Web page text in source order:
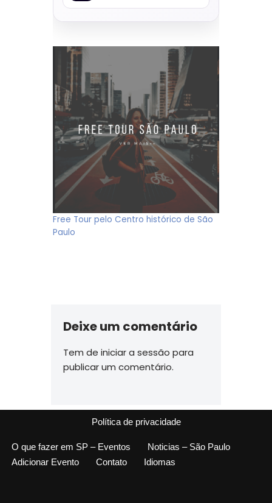
Free Tour pelo Centro histórico de São
Paulo
Deixe um comentário
Tem de iniciar a sessão para
publicar um comentário.
Política de privacidade
O que fazer em SP – Eventos
Noticias – São Paulo
Adicionar Evento
Contato Idiomas